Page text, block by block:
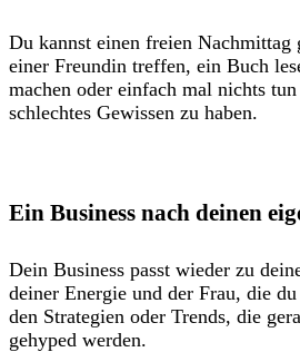
Du kannst einen freien Nachmittag
einer Freundin treffen, ein Buch
machen oder einfach mal nichts
schlechtes Gewissen zu haben.
Ein Business nach deinen
Dein Business passt wieder zu
deiner Energie und der Frau, die
den Strategien oder Trends, die
gehyped werden.